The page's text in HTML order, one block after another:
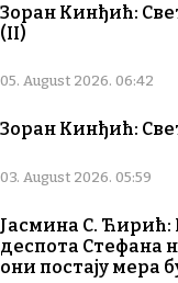
Зоран Кинђић:
(II)
05. August 2026. 06:42
Зоран Кинђић:
03. August 2026. 05:59
Јасмина С. Ћирић:
деспота Стефана
они постају мера